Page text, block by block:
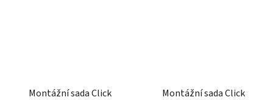
Montážní sada Click
Montážní sada Click